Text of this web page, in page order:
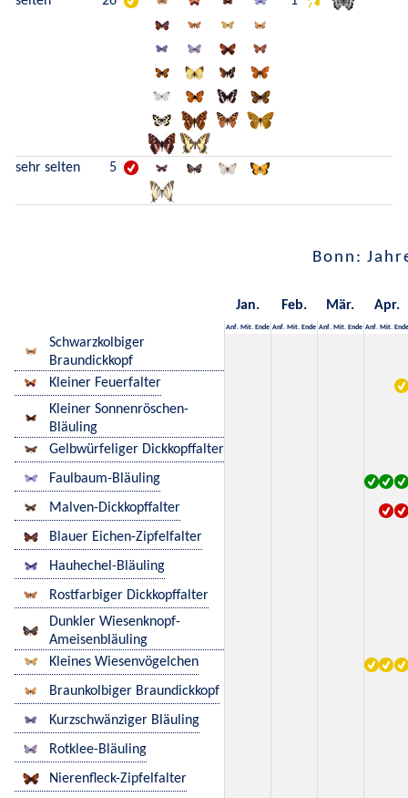
sehr selten 5
Bonn:
Jan. Feb. Mär. Apr.
Anf. Mit. Ende Anf. Mit. Ende Anf. Mit. Ende Anf. Mit. Ende
Schwarzkolbiger
Braundickkopf
Kleiner Feuerfalter
Kleiner Sonnenröschen-
Bläuling
Gelbwürfeliger Dickkopffalter
Faulbaum-Bläuling
Malven-Dickkopffalter
Blauer Eichen-Zipfelfalter
Hauhechel-Bläuling
Rostfarbiger Dickkopffalter
Dunkler Wiesenknopf-
Ameisenbläuling
Kleines Wiesenvögelchen
Braunkolbiger Braundickkopf
Kurzschwänziger Bläuling
Rotklee-Bläuling
Nierenfleck-Zipfelfalter